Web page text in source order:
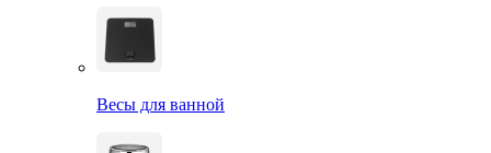
Весы для ванной